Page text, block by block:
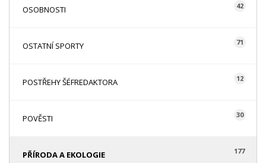
OSOBNOSTI 42
OSTATNÍ SPORTY 71
POSTŘEHY ŠÉFREDAKTORA 12
POVĚSTI 30
PŘÍRODA A EKOLOGIE 177